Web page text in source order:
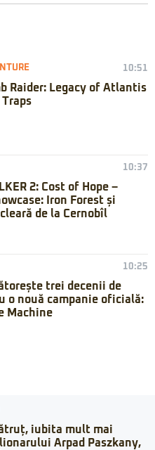
10:51
Raider: Legacy of Atlantis
Traps
10:37
2: Cost of Hope –
Iron Forest și
de la Cernobîl
10:25
trei decenii de
o nouă campanie oficială:
Machine
iubita mult mai
Arpad Paszkany,